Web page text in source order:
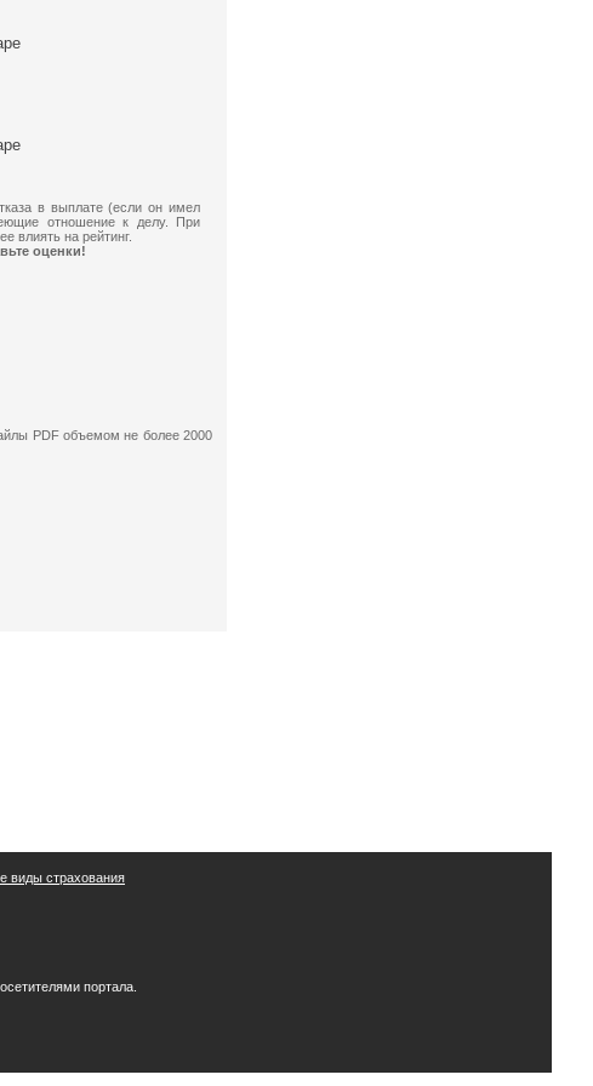
в выплате (если он имел
отношение к делу. При
влиять на рейтинг.
оценки!
PDF объемом не более 2000
виды страхования
портала.